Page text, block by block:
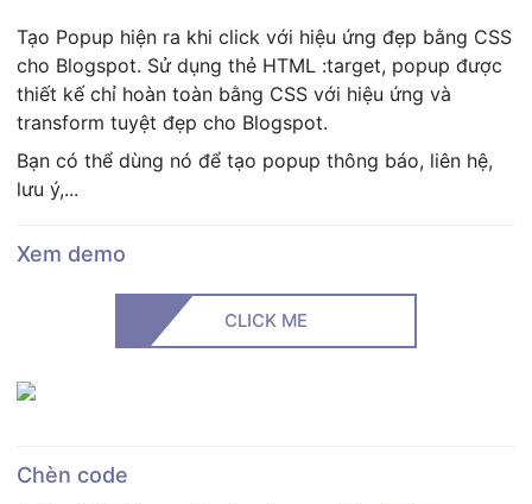
Tạo Popup hiện ra khi click với hiệu ứng đẹp bằng CSS
cho Blogspot. Sử dụng thẻ HTML :target, popup được
thiết kế chỉ hoàn toàn bằng CSS với hiệu ứng và
transform tuyệt đẹp cho Blogspot.
Bạn có thể dùng nó để tạo popup thông báo, liên hệ,
lưu ý,...
Xem demo
CLICK ME
Chèn code